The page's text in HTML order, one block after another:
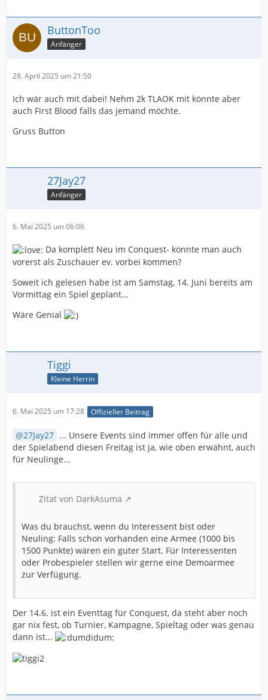
ButtonToo
Anfänger
28. April 2025 um 21:50
Ich wär auch mit dabei! Nehm 2k TLAOK mit könnte aber
auch First Blood falls das jemand möchte.
Gruss Button
27Jay27
Anfänger
6. Mai 2025 um 06:06
Da komplett Neu im Conquest- könnte man auch
vorerst als Zuschauer ev. vorbei kommen?
Soweit ich gelesen habe ist am Samstag, 14. Juni bereits am
Vormittag ein Spiel geplant...
Wäre Genial
Tiggi
Kleine Herrin
6. Mai 2025 um 17:28 Offizieller Beitrag
27Jay27 ... Unsere Events sind immer offen für alle und
der Spielabend diesen Freitag ist ja, wie oben erwähnt, auch
für Neulinge...
Zitat von DarkAsuma
Was du brauchst, wenn du Interessent bist oder
Neuling: Falls schon vorhanden eine Armee (1000 bis
1500 Punkte) wären ein guter Start. Für Interessenten
oder Probespieler stellen wir gerne eine Demoarmee
zur Verfügung.
Der 14.6. ist ein Eventtag für Conquest, da steht aber noch
gar nix fest, ob Turnier, Kampagne, Spieltag oder was genau
dann ist...